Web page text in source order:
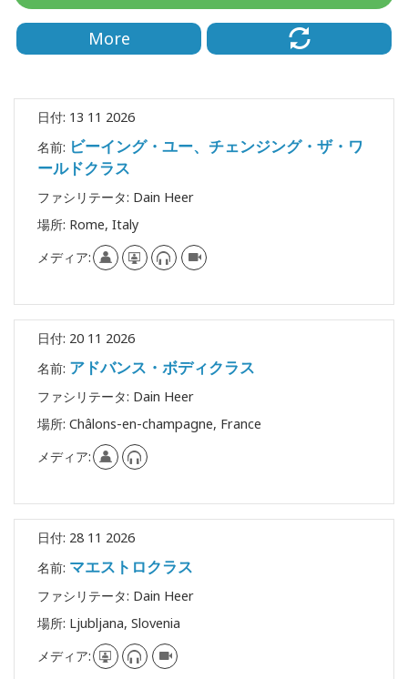
Guides
More
日付: 13 11 2026
名前: ビーイング・ユー、チェンジング・ザ・ワ
ールドクラス
ファシリテータ: Dain Heer
場所: Rome, Italy
メディア:
日付: 20 11 2026
名前: アドバンス・ボディクラス
ファシリテータ: Dain Heer
場所: Châlons-en-champagne, France
メディア:
日付: 28 11 2026
名前: マエストロクラス
ファシリテータ: Dain Heer
場所: Ljubljana, Slovenia
メディア: